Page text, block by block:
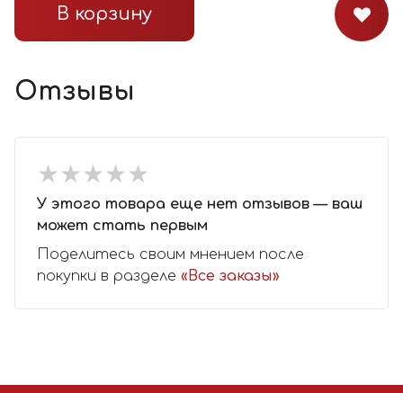
В корзину
Отзывы
★★★★★
★★★★★
У этого товара еще нет отзывов — ваш
может стать первым
Поделитесь своим мнением после
покупки в разделе «Все заказы»